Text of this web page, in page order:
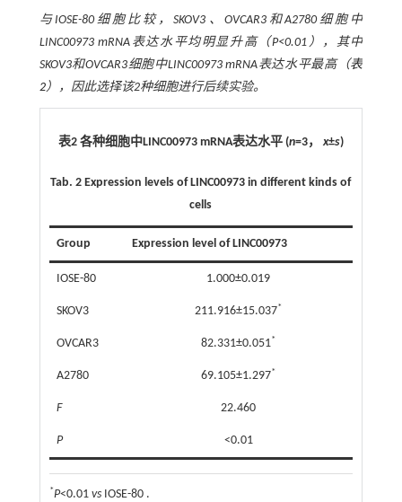
与IOSE-80细胞比较，SKOV3、OVCAR3和A2780细胞中
LINC00973 mRNA表达水平均明显升高（P<0.01），其中
SKOV3和OVCAR3细胞中LINC00973 mRNA表达水平最高（表
2），因此选择该2种细胞进行后续实验。
表2 各种细胞中LINC00973 mRNA表达水平 (n=3， x±s)
Tab. 2Expression levels of LINC00973 in different kinds of
cells
Group Expression level of LINC00973
IOSE-80 1.000±0.019
SKOV3 211.916±15.037*
OVCAR3 82.331±0.051*
A2780 69.105±1.297*
F 22.460
P <0.01
*P<0.01 vsIOSE-80 .